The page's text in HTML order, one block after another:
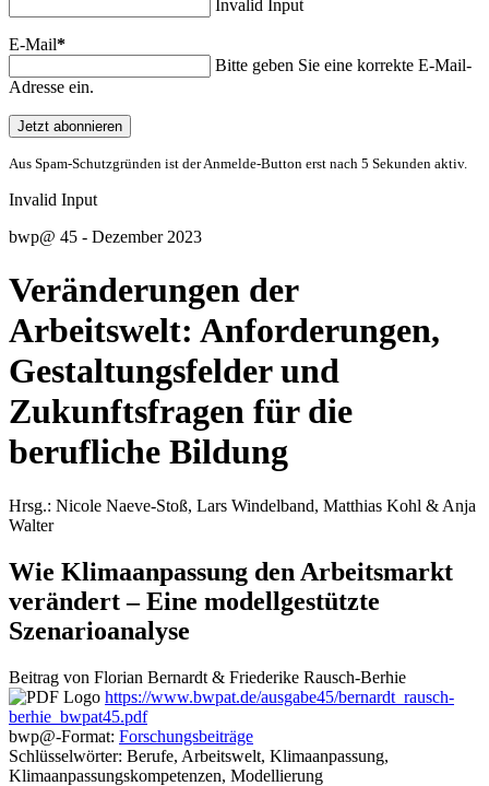
Invalid Input
E-Mail*
Bitte geben Sie eine korrekte E-Mail-
Adresse ein.
Jetzt abonnieren
Aus Spam-Schutzgründen ist der Anmelde-Button erst nach 5 Sekunden aktiv.
Invalid Input
bwp@ 45 - Dezember 2023
Veränderungen der
Arbeitswelt: Anforderungen,
Gestaltungsfelder und
Zukunftsfragen für die
berufliche Bildung
Hrsg.: Nicole Naeve-Stoß, Lars Windelband, Matthias Kohl & Anja
Walter
Wie Klimaanpassung den Arbeitsmarkt
verändert – Eine modellgestützte
Szenarioanalyse
Beitrag von Florian Bernardt & Friederike Rausch-Berhie
https://www.bwpat.de/ausgabe45/bernardt_rausch-
berhie_bwpat45.pdf
bwp@-Format: Forschungsbeiträge
Schlüsselwörter: Berufe, Arbeitswelt, Klimaanpassung,
Klimaanpassungskompetenzen, Modellierung